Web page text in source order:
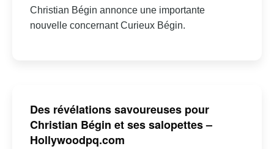
Christian Bégin annonce une importante
nouvelle concernant Curieux Bégin.
Des révélations savoureuses pour
Christian Bégin et ses salopettes –
Hollywoodpq.com